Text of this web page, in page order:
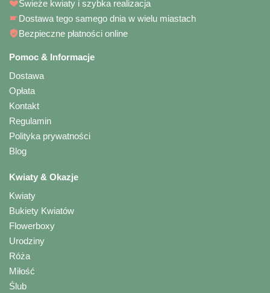
Świeże kwiaty i szybka realizacja
Dostawa tego samego dnia w wielu miastach
Bezpieczne płatności online
Pomoc & Informacje
Dostawa
Opłata
Kontakt
Regulamin
Polityka prywatności
Blog
Kwiaty & Okazje
Kwiaty
Bukiety Kwiatów
Flowerboxy
Urodziny
Róża
Miłość
Ślub